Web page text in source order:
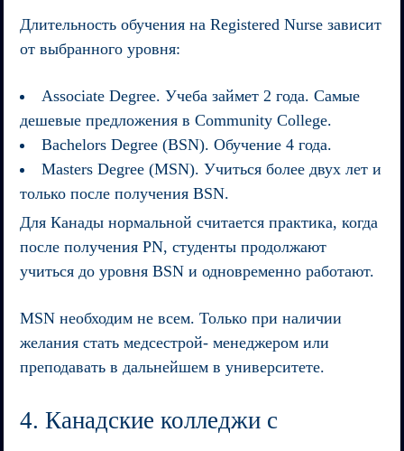
Длительность обучения на Registered Nurse зависит
от выбранного уровня:
Associate Degree. Учеба займет 2 года. Самые
дешевые предложения в Community College.
Bachelors Degree (BSN). Обучение 4 года.
Masters Degree (MSN). Учиться более двух лет и
только после получения BSN.
Для Канады нормальной считается практика, когда
после получения PN, студенты продолжают
учиться до уровня BSN и одновременно работают.
MSN необходим не всем. Только при наличии
желания стать медсестрой- менеджером или
преподавать в дальнейшем в университете.
4. Канадские колледжи с